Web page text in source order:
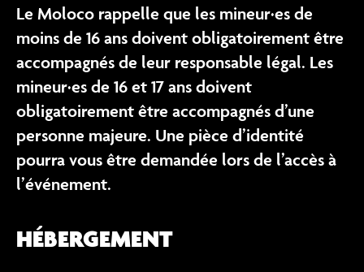
Le Moloco rappelle que les mineur·es de
moins de 16 ans doivent obligatoirement être
accompagnés de leur responsable légal. Les
mineur·es de 16 et 17 ans doivent
obligatoirement être accompagnés d’une
personne majeure. Une pièce d’identité
pourra vous être demandée lors de l’accès à
l’événement.
HÉBERGEMENT